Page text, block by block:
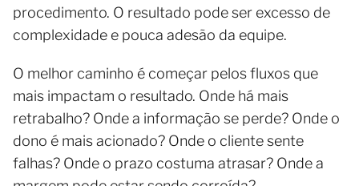
procedimento. O resultado pode ser excesso de
complexidade e pouca adesão da equipe.
O melhor caminho é começar pelos fluxos que
mais impactam o resultado. Onde há mais
retrabalho? Onde a informação se perde? Onde o
dono é mais acionado? Onde o cliente sente
falhas? Onde o prazo costuma atrasar? Onde a